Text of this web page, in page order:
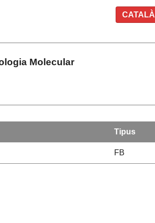
CATALÀ
Molecular
Tipus
FB